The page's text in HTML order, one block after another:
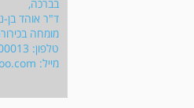
בברכה,
ד"ר אוהד בן-
מומחה
טלפון: 04-8300013; 050-6268258.
מייל: